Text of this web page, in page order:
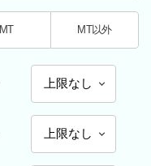
MT MT以外